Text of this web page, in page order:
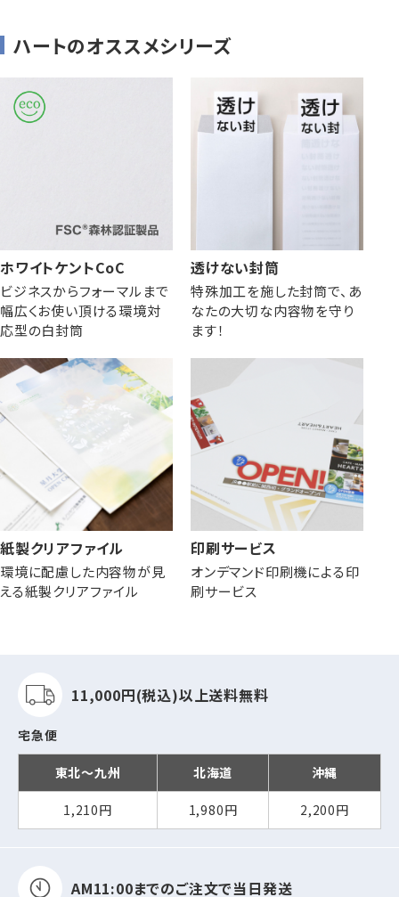
ハートのオススメシリーズ
ホワイトケントCoC
ビジネスからフォーマルまで
幅広くお使い頂ける環境対
応型の白封筒
透けない封筒
特殊加工を施した封筒で、あ
なたの大切な内容物を守り
ます！
紙製クリアファイル
環境に配慮した内容物が見
える紙製クリアファイル
印刷サービス
オンデマンド印刷機による印
刷サービス
11,000円(税込)以上送料無料
宅急便
東北～九州 北海道 沖縄
1,210円 1,980円 2,200円
AM11:00までのご注文で当日発送